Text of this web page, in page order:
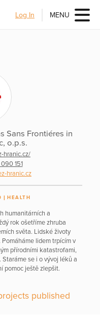
Log In MENU
Sans Frontiéres in
o.p.s.
hranic.cz/
151
hranic.cz
HEALTH
humanitárních a
rok ošetříme zhruba
světa. Lidské životy
lidem trpícím v
přírodními katastrofami,
se i o vývoj léků a
pomoc ještě zlepšit.
published